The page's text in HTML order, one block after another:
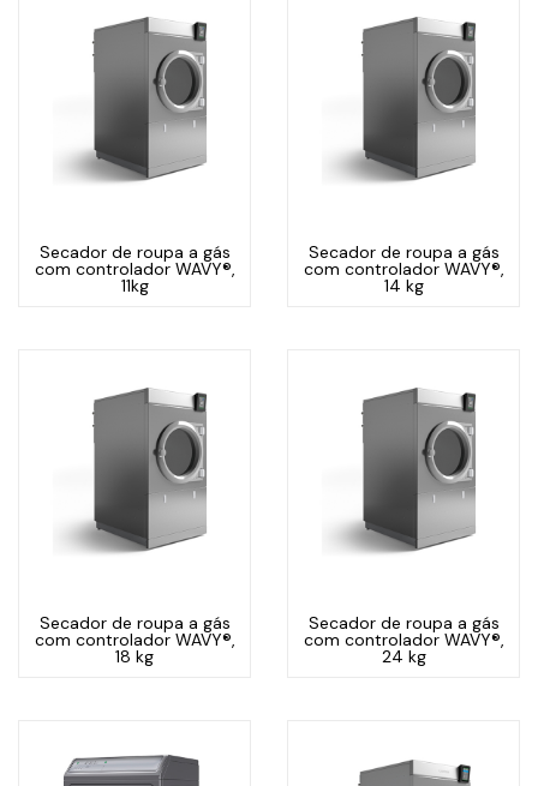
Secador de roupa a gás
com controlador WAVY®,
11kg
Secador de roupa a gás
com controlador WAVY®,
14 kg
Secador de roupa a gás
com controlador WAVY®,
18 kg
Secador de roupa a gás
com controlador WAVY®,
24 kg